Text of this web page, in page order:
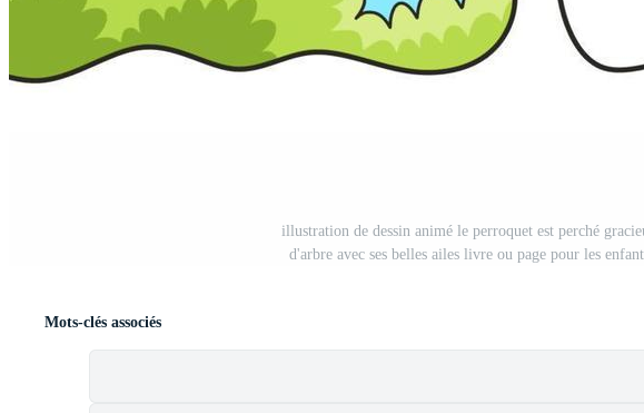
illustration de dessin animé le perroquet est perché
d'arbre avec ses belles ailes livre ou page pour les
Mots-clés associés